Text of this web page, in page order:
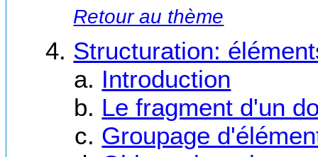
Retour au thème
Structuration:
Introduction
Le fragment d'un
Groupage